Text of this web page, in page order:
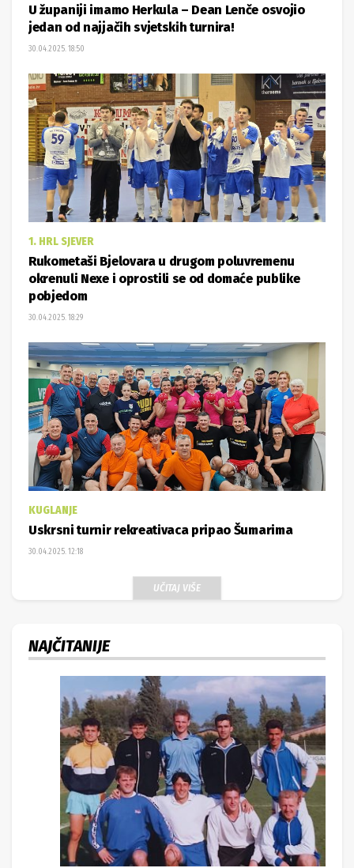
U županiji imamo Herkula – Dean Lenče osvojio
jedan od najjačih svjetskih turnira!
30.04.2025. 18:50
1. HRL SJEVER
Rukometaši Bjelovara u drugom poluvremenu
okrenuli Nexe i oprostili se od domaće publike
pobjedom
30.04.2025. 18:29
KUGLANJE
Uskrsni turnir rekreativaca pripao Šumarima
30.04.2025. 12:18
UČITAJ VIŠE
NAJČITANIJE